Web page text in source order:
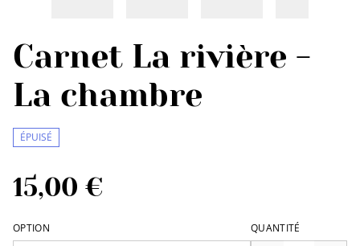
Carnet La rivière -
La chambre
ÉPUISÉ
15,00 €
OPTION QUANTITÉ